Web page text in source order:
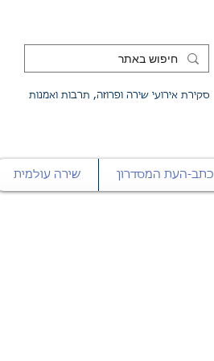
סקירת אירועי שירה ופרוזה, תרבות ואמנות
כתב-העת המסדרון שירה עולמית